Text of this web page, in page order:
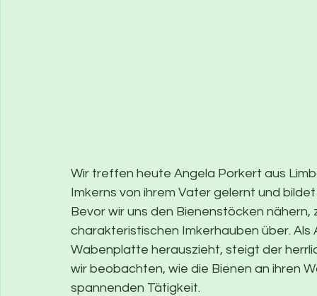
Wir treffen heute Angela Porkert aus
Imkerns von ihrem Vater gelernt und
Bevor wir uns den Bienenstöcken
charakteristischen Imkerhauben über.
Wabenplatte herauszieht, steigt der
wir beobachten, wie die Bienen an ihren
spannenden Tätigkeit.